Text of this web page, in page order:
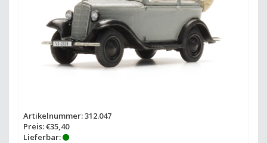
Artikelnummer: 312.047
Preis: €35,40
Lieferbar: